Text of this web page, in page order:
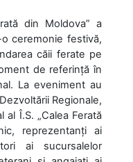
din Moldova” a
ceremonie festivă,
căii ferate pe
de referință în
La eveniment au
Regionale,
Î.S. „Calea Ferată
reprezentanți ai
ai sucursalelor